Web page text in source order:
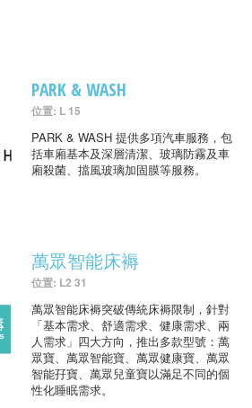
PARK & WASH
位置: L 15
PARK & WASH 提供多項汽車服務，包
括車廂基本及深層清潔、玻璃防霧及車
廂殺菌、擋風玻璃加固膜等服務。
萬眾智能床褥
位置: L2 31
萬眾智能床褥突破傳統床褥限制，針對
「基本需求、舒適需求、健康需求、兩
人需求」四大方向，推出多款型號：萬
眾寶、萬眾智能寶、萬眾健康寶、萬眾
智能孖寶、萬眾兒童寶以滿足不同的個
性化睡眠需求。